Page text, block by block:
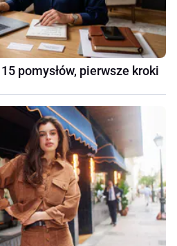
pomysłów, pierwsze kroki